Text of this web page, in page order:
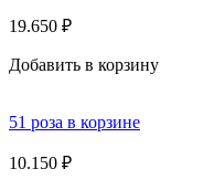
19.650 ₽
Добавить в корзину
51 роза в корзине
10.150 ₽